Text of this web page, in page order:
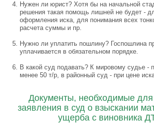
Нужен ли юрист? Хотя бы на начальной
решения такая помощь лишней не будет -
оформления иска, для понимания всех
расчета суммы и пр.
Нужно ли уплатить пошлину? Госпошлина
уплачивается в обязательном порядке.
В какой суд подавать? К мировому судье -
менее 50 т/р, в районный суд - при цене
Документы, необходимые для
заявления в суд о взыскании
ущерба с виновника